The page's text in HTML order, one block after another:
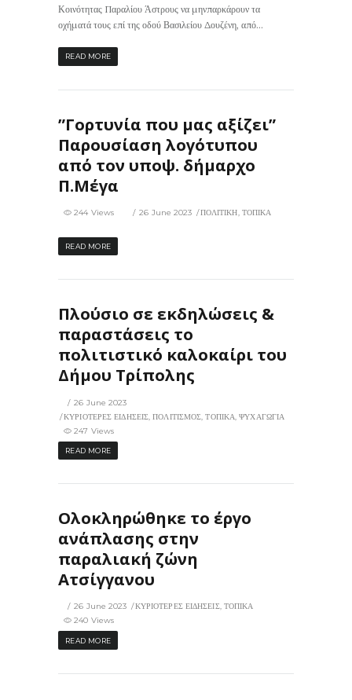
Κοινότητας Παραλίου Άστρους να μηνπαρκάρουν τα
οχήματά τους επί της οδού Βασιλείου Δουζένη, από...
READ MORE
”Γορτυνία που μας αξίζει”
Παρουσίαση λογότυπου
από τον υποψ. δήμαρχο
Π.Μέγα
26 June 2023 ΠΟΛΙΤΙΚΗ, ΤΟΠΙΚΑ
244 Views
READ MORE
Πλούσιο σε εκδηλώσεις &
παραστάσεις το
πολιτιστικό καλοκαίρι του
Δήμου Τρίπολης
26 June 2023
ΚΥΡΙΟΤΕΡΕΣ ΕΙΔΗΣΕΙΣ,ΠΟΛΙΤΙΣΜΟΣ,ΤΟΠΙΚΑ,ΨΥΧΑΓΩΓΙΑ
247 Views
READ MORE
Ολοκληρώθηκε το έργο
ανάπλασης στην
παραλιακή ζώνη
Ατσίγγανου
26 June 2023 ΚΥΡΙΟΤΕΡΕΣ ΕΙΔΗΣΕΙΣ, ΤΟΠΙΚΑ
240 Views
READ MORE